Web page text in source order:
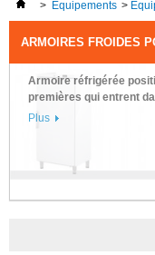
> Equipements >
ARMOIRES FROIDES
Armoire réfrigérée
premières qui entrent
Plus